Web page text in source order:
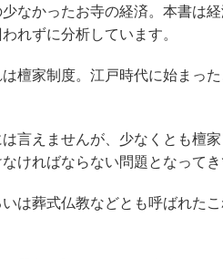
なかったお寺の経済。本書は
れずに分析しています。
檀家制度。江戸時代に始まっ
えませんが、少なくとも檀家
ければならない問題となってき
は葬式仏教などとも呼ばれた